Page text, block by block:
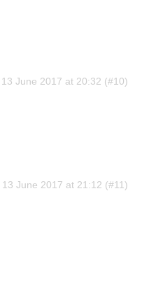
13 June 2017 at 20:32
13 June 2017 at 21:12